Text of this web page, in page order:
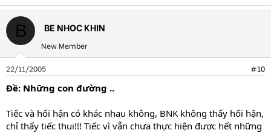
B BE NHOC KHIN
New Member
22/11/2005 #10
Ðề: Những con đường ..
Tiếc và hối hận có khác nhau không, BNK không thấy hối hận,
chỉ thấy tiếc thui!!! Tiếc vì vẫn chưa thực hiện được hết những